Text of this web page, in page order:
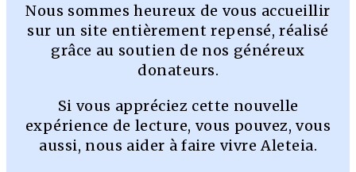
Nous sommes heureux de vous accueillir
sur un site entièrement repensé, réalisé
grâce au soutien de nos généreux
donateurs.
Si vous appréciez cette nouvelle
expérience de lecture, vous pouvez, vous
aussi, nous aider à faire vivre Aleteia.